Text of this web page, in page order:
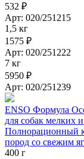
532 ₽
Арт: 020/251215
1,5 кг
1575 ₽
Арт: 020/251222
7 кг
5950 ₽
Арт: 020/251239
ENSO Формула
для собак мелких
Полнорационный
пород со свежим
400 г